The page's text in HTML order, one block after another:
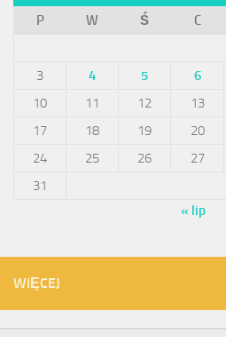
P
W Ś C
3
4 5 6
10
11 12 13
17
18 19 20
24
25 26 27
31
« lip
WIĘCEJ